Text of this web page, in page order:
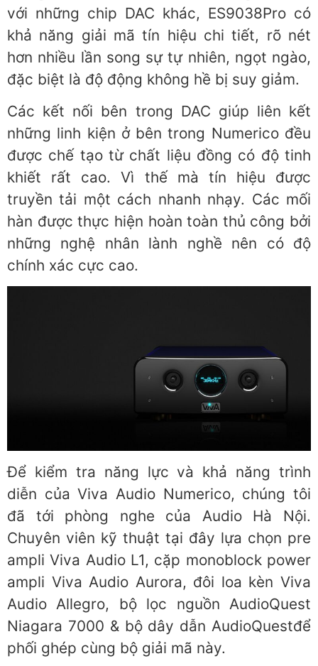
với những chip DAC khác, ES9038Pro có
khả năng giải mã tín hiệu chi tiết, rõ nét
hơn nhiều lần song sự tự nhiên, ngọt ngào,
đặc biệt là độ động không hề bị suy giảm.
Các kết nối bên trong DAC giúp liên kết
những linh kiện ở bên trong Numerico đều
được chế tạo từ chất liệu đồng có độ tinh
khiết rất cao. Vì thế mà tín hiệu được
truyền tải một cách nhanh nhạy. Các mối
hàn được thực hiện hoàn toàn thủ công bởi
những nghệ nhân lành nghề nên có độ
chính xác cực cao.
Để kiểm tra năng lực và khả năng trình
diễn của Viva Audio Numerico, chúng tôi
đã tới phòng nghe của Audio Hà Nội.
Chuyên viên kỹ thuật tại đây lựa chọn pre
ampli Viva Audio L1, cặp monoblock power
ampli Viva Audio Aurora, đôi loa kèn Viva
Audio Allegro, bộ lọc nguồn AudioQuest
Niagara 7000 & bộ dây dẫn AudioQuestđể
phối ghép cùng bộ giải mã này.